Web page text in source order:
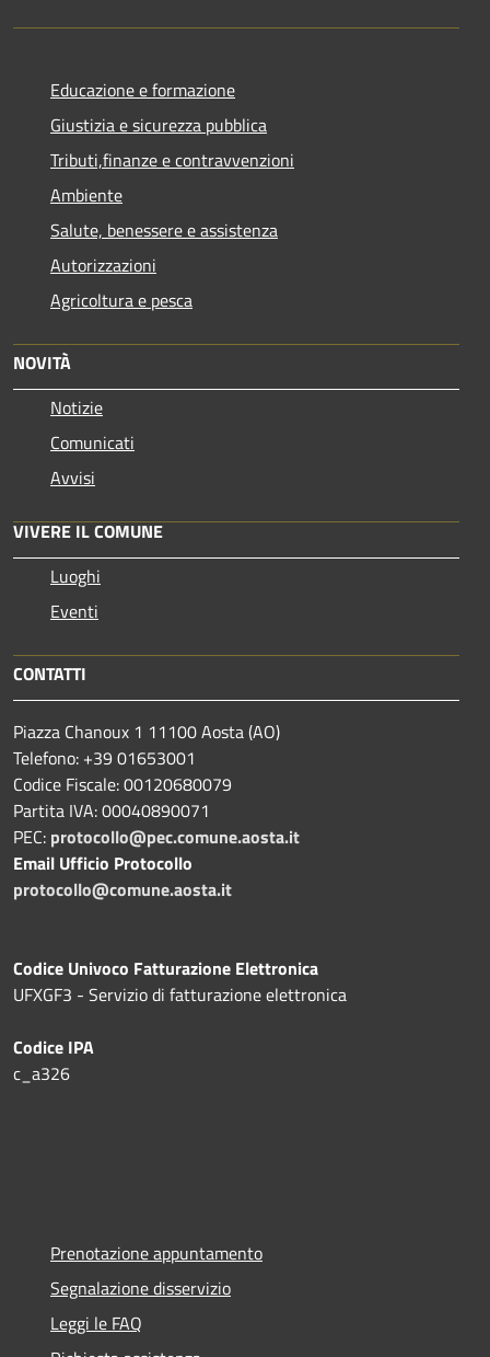
Educazione e formazione
Giustizia e sicurezza pubblica
Tributi,finanze e contravvenzioni
Ambiente
Salute, benessere e assistenza
Autorizzazioni
Agricoltura e pesca
NOVITÀ
Notizie
Comunicati
Avvisi
VIVERE IL COMUNE
Luoghi
Eventi
CONTATTI
Piazza Chanoux 1 11100 Aosta (AO)
Telefono: +39 01653001
Codice Fiscale: 00120680079
Partita IVA: 00040890071
PEC: protocollo@pec.comune.aosta.it
Email Ufficio Protocollo
protocollo@comune.aosta.it
Codice Univoco Fatturazione Elettronica
UFXGF3 - Servizio di fatturazione elettronica
Codice IPA
c_a326
Prenotazione appuntamento
Segnalazione disservizio
Leggi le FAQ